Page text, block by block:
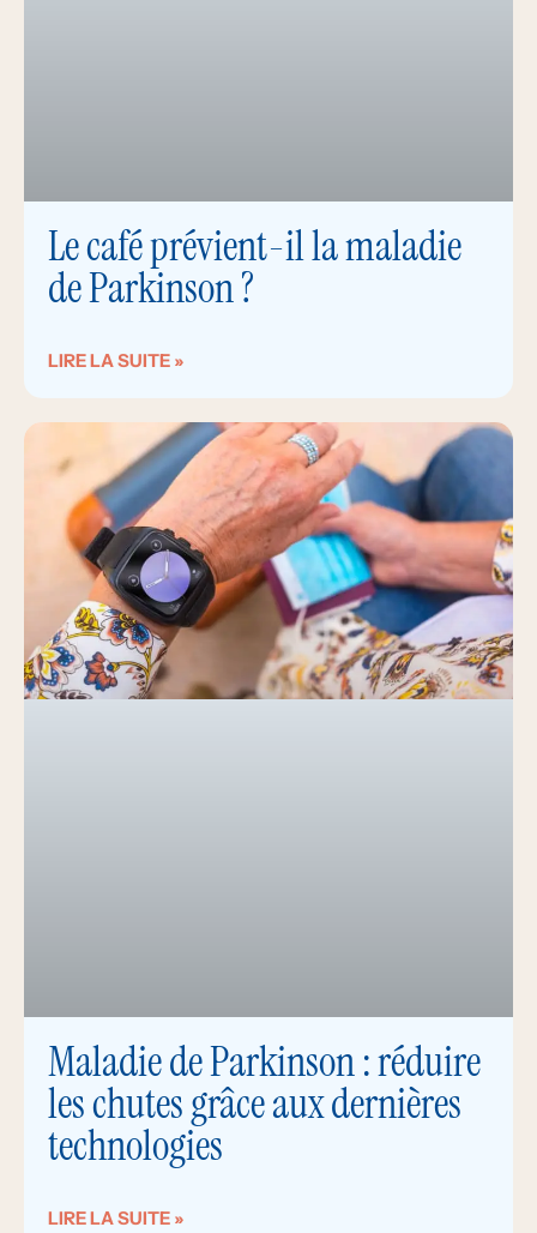
Le café prévient-il la maladie
de Parkinson ?
LIRE LA SUITE »
Maladie de Parkinson : réduire
les chutes grâce aux dernières
technologies
LIRE LA SUITE »